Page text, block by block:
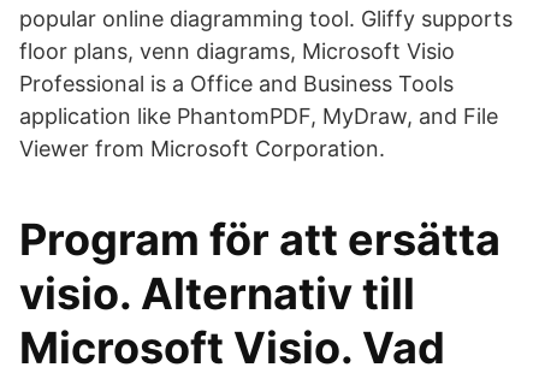
popular online diagramming tool. Gliffy supports
floor plans, venn diagrams, Microsoft Visio
Professional is a Office and Business Tools
application like PhantomPDF, MyDraw, and File
Viewer from Microsoft Corporation.
Program för att ersätta
visio. Alternativ till
Microsoft Visio. Vad